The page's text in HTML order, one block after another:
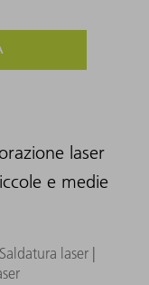
laser
e medie
laser |